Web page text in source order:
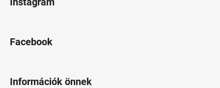
Facebook
Információk önnek